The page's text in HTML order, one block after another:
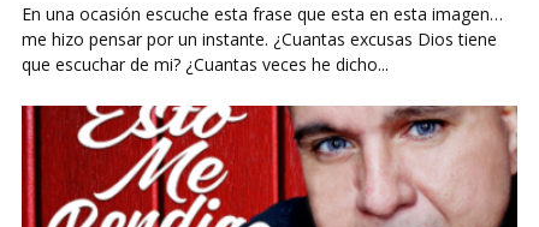
En una ocasión escuche esta frase que esta en esta imagen…
me hizo pensar por un instante. ¿Cuantas excusas Dios tiene
que escuchar de mi? ¿Cuantas veces he dicho...